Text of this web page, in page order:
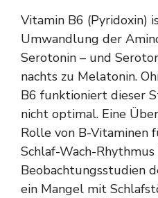
Vitamin B6 (Pyridoxin)
Umwandlung der
Serotonin – und
nachts zu Melatonin.
B6 funktioniert dieser
nicht optimal. Eine
Rolle von B-Vitaminen
Schlaf-Wach-
Beobachtungsstudien
ein Mangel mit